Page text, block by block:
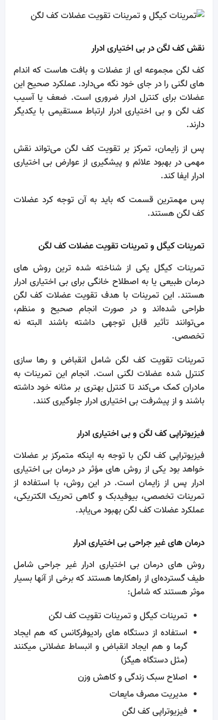
نقش کف لگن در بی‌ اختیاری ادرار
کف لگن مجموعه‌ ای از عضلات و بافت‌ هاست که اندام‌
های لگنی را در جای خود نگه می‌دارد. عملکرد صحیح این
عضلات برای کنترل ادرار ضروری است. ضعف یا آسیب
کف لگن و بی‌ اختیاری ادرار ارتباط مستقیمی با یکدیگر
دارند.
پس از زایمان، تمرکز بر تقویت کف لگن می‌تواند نقش
مهمی در بهبود علائم و پیشگیری از عوارض بی‌ اختیاری
ادرار ایفا کند.
پس مهمترین قسمت که باید به آن توجه کرد عضلات
کف لگن هستند.
تمرینات کیگل و تمرینات تقویت عضلات کف لگن
تمرینات کیگل یکی از شناخته ‌شده‌ ترین روش ‌های
درمان طبیعی یا به اصطلاح خانگی برای بی‌ اختیاری ادرار
هستند. این تمرینات با هدف تقویت عضلات کف لگن
طراحی شده‌اند و در صورت انجام صحیح و منظم،
می‌توانند تأثیر قابل توجهی داشته باشند البته نه
تخصصی.
تمرینات تقویت کف لگن شامل انقباض و رها سازی
کنترل ‌شده عضلات لگنی است. انجام این تمرینات به
مادران کمک می‌کند تا کنترل بهتری بر مثانه خود داشته
باشند و از پیشرفت بی‌ اختیاری ادرار جلوگیری کنند.
فیزیوتراپی کف لگن و بی‌ اختیاری ادرار
فیزیوتراپی کف لگن با توجه به اینکه متمرکز بر عضلات
خواهد بود یکی از روش‌ های مؤثر در درمان بی‌ اختیاری
ادرار پس از زایمان است. در این روش، با استفاده از
تمرینات تخصصی، بیوفیدبک و گاهی تحریک الکتریکی،
عملکرد عضلات کف لگن بهبود می‌یابد.
درمان ‌های غیر جراحی بی‌ اختیاری ادرار
روش ‌های درمان بی‌ اختیاری ادرار غیر جراحی شامل
طیف گسترده‌ای از راهکارها هستند که برخی از آنها بسیار
موثر هستند که شامل:
تمرینات کیگل و تمرینات تقویت کف لگن
استفاده از دستگاه های رادیوفرکانس که هم ایجاد
گرما و هم ایجاد انقباض و انبساط عضلانی میکنند
(مثل دستگاه هیگز)
اصلاح سبک زندگی و کاهش وزن
مدیریت مصرف مایعات
فیزیوتراپی کف لگن